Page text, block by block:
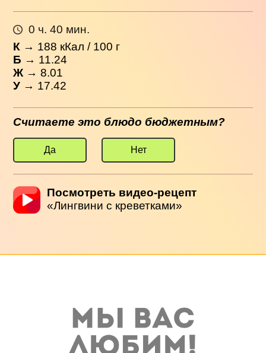
0 ч. 40 мин.
К → 188 кКал / 100 г
Б → 11.24
Ж → 8.01
У → 17.42
Считаете это блюдо бюджетным?
Да Нет
Посмотреть видео-рецепт
«Лингвини с креветками»